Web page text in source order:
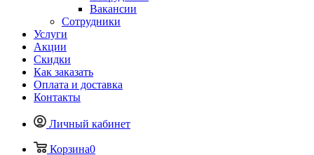
Вакансии
Сотрудники
Услуги
Акции
Скидки
Как заказать
Оплата и доставка
Контакты
Личный кабинет
Корзина0